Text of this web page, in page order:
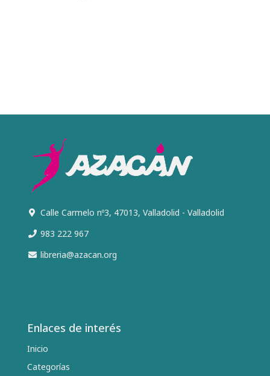
Calle Carmelo nº3, 47013, Valladolid - Valladolid
983 222 967
libreria@azacan.org
Enlaces de interés
Inicio
Categorías